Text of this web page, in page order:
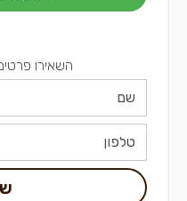
אינסטלטורים בתל אביב
השאירו